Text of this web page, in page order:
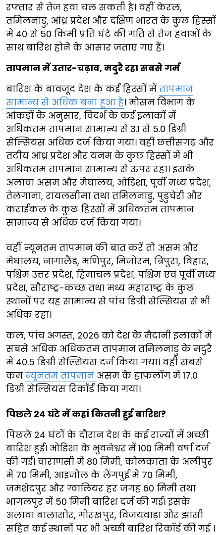
रफ्तार से तेज हवा चल सकती है। वहीं केरल,
तमिलनाडु, आंध्र प्रदेश और दक्षिण भारत के कुछ हिस्सों
में 40 से 50 किमी प्रति घंटे की गति से तेज हवाओं के
साथ बारिश होने के आसार जताए गए हैं।
तापमान में उतार-चढ़ाव, मदुरै रहा सबसे गर्म
बारिश के बावजूद देश के कई हिस्सों में तापमान
सामान्य से अधिक बना हुआ है। मौसम विभाग के
आंकड़ों के अनुसार, विदर्भ के कई इलाकों में
अधिकतम तापमान सामान्य से 3.1 से 5.0 डिग्री
सेल्सियस अधिक दर्ज किया गया। वहीं छत्तीसगढ़ और
तटीय आंध्र प्रदेश और यनम के कुछ हिस्सों में भी
अधिकतम तापमान सामान्य से ऊपर रहा। इसके
अलावा असम और मेघालय, ओडिशा, पूर्वी मध्य प्रदेश,
तेलंगाना, रायलसीमा तथा तमिलनाडु, पुडुचेरी और
कराईकल के कुछ हिस्सों में अधिकतम तापमान
सामान्य से अधिक दर्ज किया गया।
वहीं न्यूनतम तापमान की बात करें तो असम और
मेघालय, नागालैंड, मणिपुर, मिजोरम, त्रिपुरा, बिहार,
पश्चिम उत्तर प्रदेश, हिमाचल प्रदेश, पश्चिम एवं पूर्वी मध्य
प्रदेश, सौराष्ट्र-कच्छ तथा मध्य महाराष्ट्र के कुछ
स्थानों पर यह सामान्य से पांच डिग्री सेल्सियस से भी
अधिक रहा।
कल, पांच अगस्त, 2026 को देश के मैदानी इलाकों में
सबसे अधिक अधिकतम तापमान तमिलनाडु के मदुरै
में 40.5 डिग्री सेल्सियस दर्ज किया गया। वहीं सबसे
कम न्यूनतम तापमान असम के हाफलोंग में 17.0
डिग्री सेल्सियस रिकॉर्ड किया गया।
पिछले 24 घंटे में कहां कितनी हुई बारिश?
पिछले 24 घंटों के दौरान देश के कई राज्यों में अच्छी
बारिश हुई। ओडिशा के भुवनेश्वर में 100 मिमी वर्षा दर्ज
की गई। वाराणसी में 80 मिमी, कोलकाता के अलीपुर
में 70 मिमी, आइजोल के लेंगपुई में 70 मिमी,
जमशेदपुर और ग्वालियर हर जगह 60 मिमी तथा
भागलपुर में 50 मिमी बारिश दर्ज की गई। इसके
अलावा बालासोर, गोरखपुर, विजयवाड़ा और झांसी
सहित कई स्थानों पर भी अच्छी बारिश रिकॉर्ड की गई ।